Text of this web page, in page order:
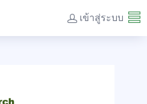
เข้าสู่ระบบ